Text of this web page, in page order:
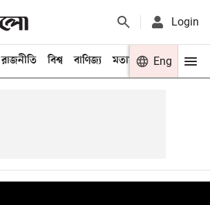
Login
রাজনীতি বিশ্ব বাণিজ্য মতামত খেলা
Eng